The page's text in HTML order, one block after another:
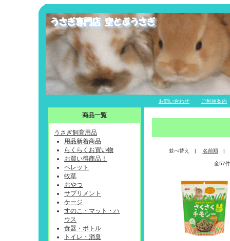
お問い合わせ ご利用案内
商品一覧
うさぎ飼育用品
用品新着商品
らくらくお買い物
お買い得商品！
ペレット
牧草
おやつ
サプリメント
ケージ
すのこ・マット・ハ
ウス
食器・ボトル
トイレ・消臭
並べ替え | 名前順
全57